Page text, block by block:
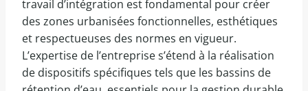
travail d’intégration est fondamental pour créer
des zones urbanisées fonctionnelles, esthétiques
et respectueuses des normes en vigueur.
L’expertise de l’entreprise s’étend à la réalisation
de dispositifs spécifiques tels que les bassins de